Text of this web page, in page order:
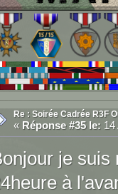
Re : Soirée Cadrée R3F
« Réponse #35 le:14
je suis
à